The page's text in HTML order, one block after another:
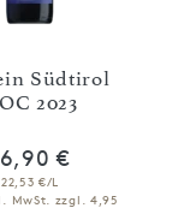
Südtirol
2023
€
22,53 €/L
MwSt. zzgl. 4,95